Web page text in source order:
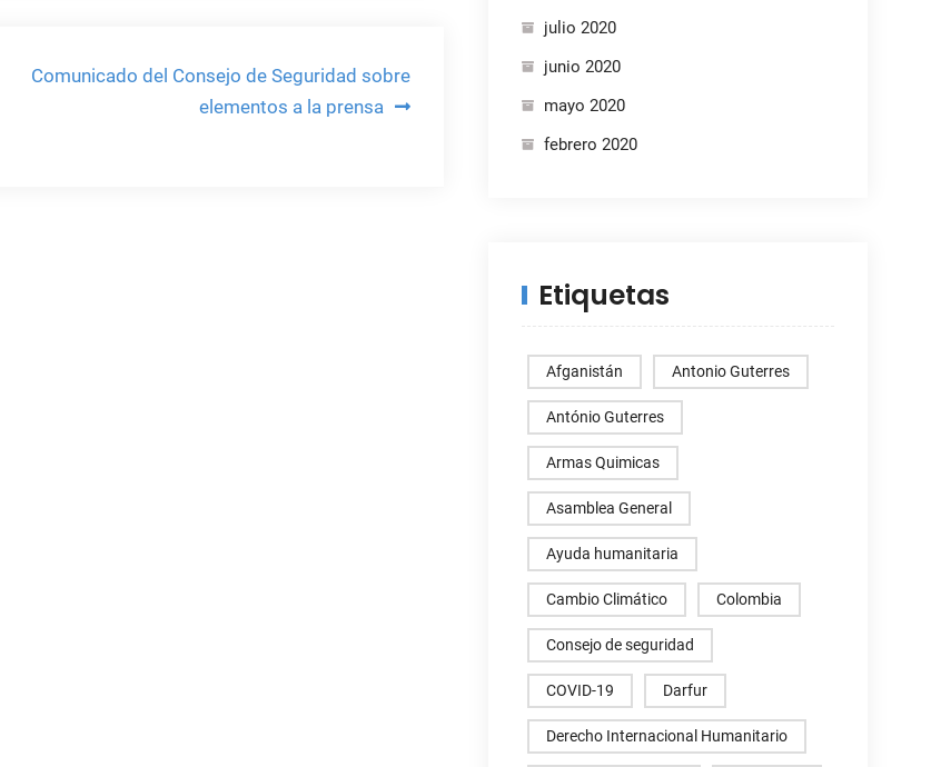
Comunicado del Consejo de Seguridad sobre
elementos a la prensa
julio 2020
junio 2020
mayo 2020
febrero 2020
Etiquetas
Afganistán Antonio Guterres
António Guterres
Armas Quimicas
Asamblea General
Ayuda humanitaria
Cambio Climático Colombia
Consejo de seguridad
COVID-19 Darfur
Derecho Internacional Humanitario